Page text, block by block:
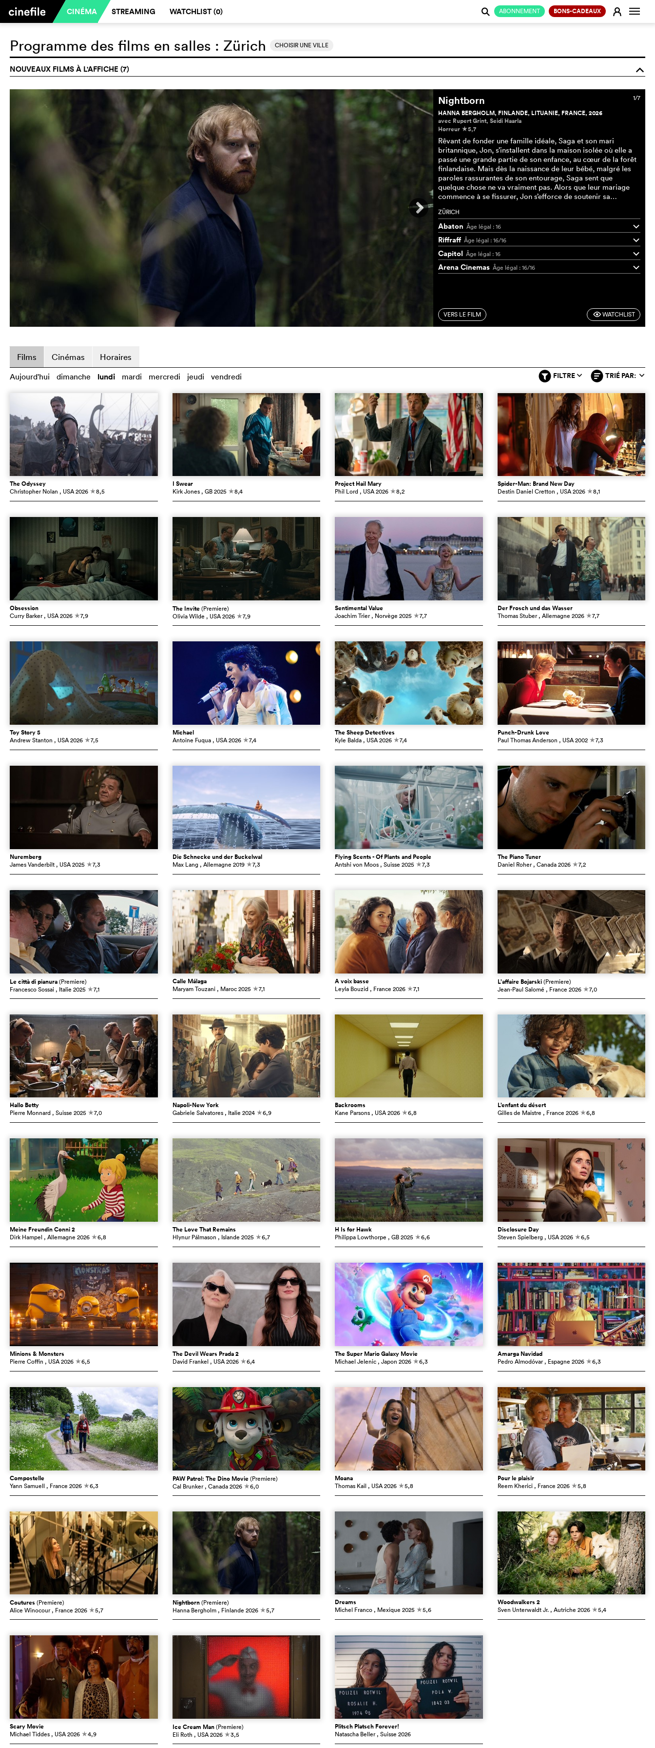
CINÉMA STREAMING WATCHLIST (0) ABONNEMENT BONS-CADEAUX E
j
Programme des films en salles : Zürich CHOISIR UNE VILLE
NOUVEAUX FILMS À L'AFFICHE (7) o
1/7
Nightborn
HANNA BERGHOLM, FINLANDE, LITUANIE, FRANCE, 2026
avec Rupert Grint, Seidi Haarla
Horreur c5,7
Rêvant de fonder une famille idéale, Saga et son mari
britannique, Jon, s’installent dans la maison isolée où elle a
passé une grande partie de son enfance, au cœur de la forêt
finlandaise. Mais dès la naissance de leur bébé, malgré les
paroles rassurantes de son entourage, Saga sent que
quelque chose ne va vraiment pas. Alors que leur mariage
commence à se fissurer, Jon s’efforce de soutenir sa…
ZÜRICH
Abaton Âge légal : 16 q
Riffraff Âge légal : 16/16 q
Capitol Âge légal : 16 q
Arena Cinemas Âge légal : 16/16 q
VERS LE FILM FWATCHLIST
Films Cinémas Horaires
FILTRE q TRIÉ PAR: q
Aujourd'hui dimanche lundi mardi mercredi jeudi vendredi
The Odyssey
Christopher Nolan , USA2026 c8,5
I Swear
Kirk Jones , GB 2025 c8,4
Project Hail Mary
Phil Lord , USA2026 c8,2
Spider-Man: Brand New Day
Destin Daniel Cretton , USA 2026 c8,1
Obsession
Curry Barker , USA2026 c7,9
The Invite(Premiere)
Olivia Wilde , USA 2026 c7,9
Sentimental Value
Joachim Trier , Norvège 2025 c7,7
Der Frosch und das Wasser
Thomas Stuber , Allemagne 2026 c7,7
Toy Story 5
Andrew Stanton , USA2026 c7,5
Michael
Antoine Fuqua , USA 2026 c7,4
The Sheep Detectives
Kyle Balda , USA2026 c7,4
Punch-Drunk Love
Paul Thomas Anderson , USA 2002 c7,3
Nuremberg
James Vanderbilt , USA2025 c7,3
Die Schnecke und der Buckelwal
Max Lang , Allemagne 2019 c7,3
Flying Scents - Of Plants and People
Antshi von Moos , Suisse 2025 c7,3
The Piano Tuner
Daniel Roher , Canada 2026 c7,2
Le città di pianura(Premiere)
Francesco Sossai , Italie 2025 c7,1
Calle Málaga
Maryam Touzani , Maroc 2025 c7,1
À voix basse
Leyla Bouzid , France 2026 c7,1
L’affaire Bojarski(Premiere)
Jean-Paul Salomé , France 2026 c7,0
Hallo Betty
Pierre Monnard , Suisse 2025 c7,0
Napoli-New York
Gabriele Salvatores , Italie 2024 c6,9
Backrooms
Kane Parsons , USA2026 c6,8
L’enfant du désert
Gilles de Maistre , France 2026 c6,8
Meine Freundin Conni 2
Dirk Hampel , Allemagne 2026 c6,8
The Love That Remains
Hlynur Pálmason , Islande 2025 c6,7
H Is for Hawk
Philippa Lowthorpe , GB2025 c6,6
Disclosure Day
Steven Spielberg , USA 2026 c6,5
Minions & Monsters
Pierre Coffin , USA2026 c6,5
The Devil Wears Prada 2
David Frankel , USA 2026 c6,4
The Super Mario Galaxy Movie
Michael Jelenic , Japon 2026 c6,3
Amarga Navidad
Pedro Almodóvar , Espagne 2026 c6,3
Compostelle
Yann Samuell , France 2026 c6,3
PAW Patrol: The Dino Movie(Premiere)
Cal Brunker , Canada 2026 c6,0
Moana
Thomas Kail , USA2026 c5,8
Pour le plaisir
Reem Kherici , France 2026 c5,8
Coutures (Premiere)
Alice Winocour , France 2026 c5,7
Nightborn(Premiere)
Hanna Bergholm , Finlande 2026 c5,7
Dreams
Michel Franco , Mexique 2025 c5,6
Woodwalkers 2
Sven Unterwaldt Jr. , Autriche 2026 c5,4
Scary Movie
Michael Tiddes , USA2026 c4,9
Ice Cream Man(Premiere)
Eli Roth , USA 2026 c3,5
Plitsch Platsch Forever!
Natascha Beller , Suisse 2026